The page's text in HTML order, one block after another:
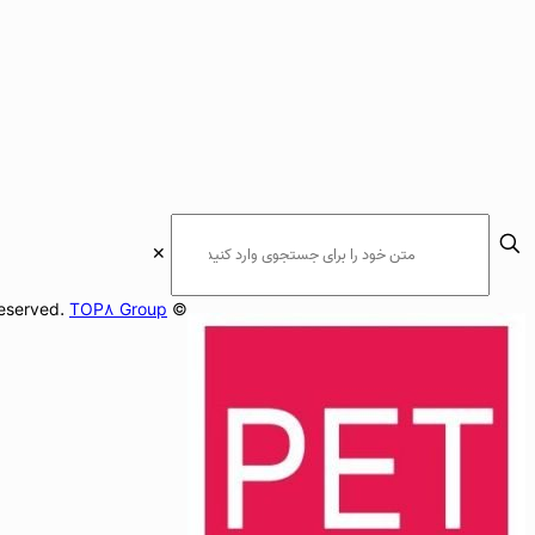
✕
© 2026Apply Options. All Rights Reserved.
TOP8 Group